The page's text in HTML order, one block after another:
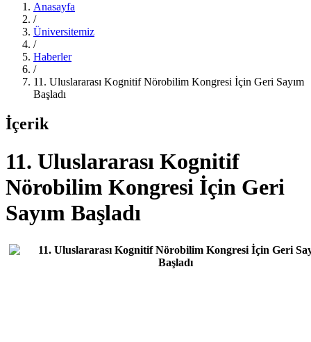
Anasayfa
/
Üniversitemiz
/
Haberler
/
11. Uluslararası Kognitif Nörobilim Kongresi İçin Geri Sayım
Başladı
İçerik
11. Uluslararası Kognitif
Nörobilim Kongresi İçin Geri
Sayım Başladı